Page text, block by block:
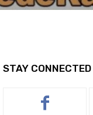
STAY CONNECTED